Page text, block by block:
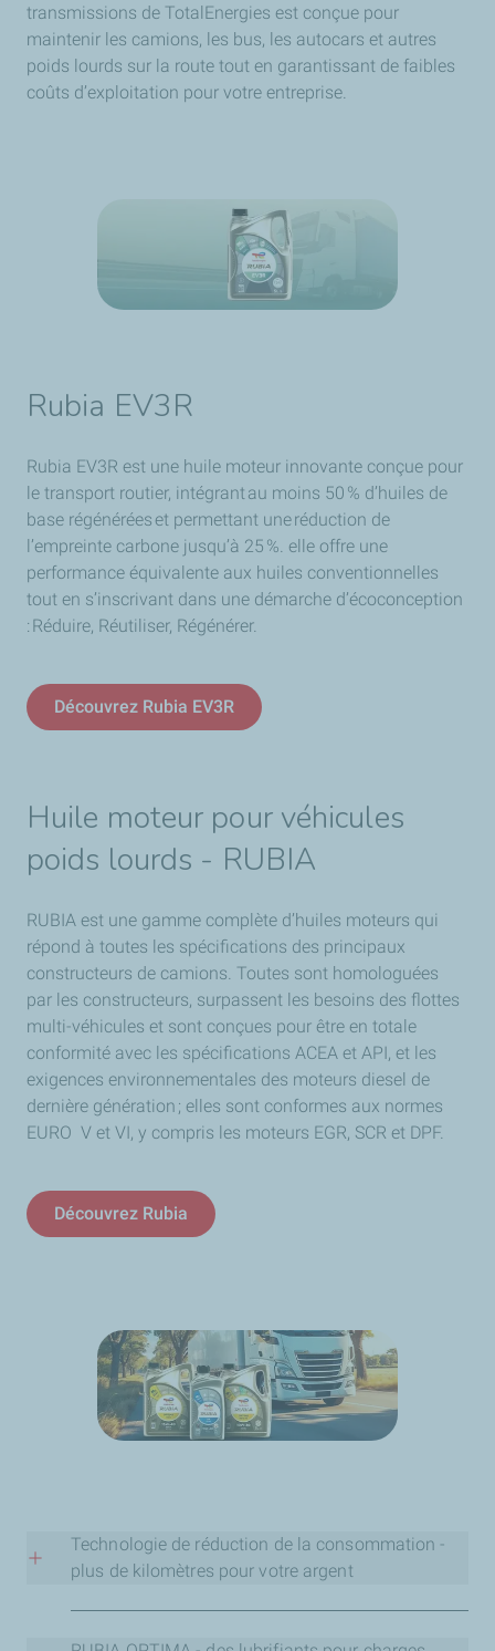
transmissions de TotalEnergies est conçue pour
maintenir les camions, les bus, les autocars et autres
poids lourds sur la route tout en garantissant de faibles
coûts d’exploitation pour votre entreprise.
Rubia EV3R
Rubia EV3R est une huile moteur innovante conçue pour
le transport routier, intégrant au moins 50 % d’huiles de
base régénérées et permettant une réduction de
l’empreinte carbone jusqu’à 25 %. elle offre une
performance équivalente aux huiles conventionnelles
tout en s’inscrivant dans une démarche d’écoconception
: Réduire, Réutiliser, Régénérer.
Découvrez Rubia EV3R
Huile moteur pour véhicules
poids lourds - RUBIA
RUBIA est une gamme complète d’huiles moteurs qui
répond à toutes les spécifications des principaux
constructeurs de camions. Toutes sont homologuées
par les constructeurs, surpassent les besoins des flottes
multi-véhicules et sont conçues pour être en totale
conformité avec les spécifications ACEA et API, et les
exigences environnementales des moteurs diesel de
dernière génération ; elles sont conformes aux normes
EURO V et VI, y compris les moteurs EGR, SCR et DPF.
Découvrez Rubia
Technologie de réduction de la consommation -
plus de kilomètres pour votre argent
La consommation de carburant de votre flotte de
véhicules utilitaires peut être considérablement